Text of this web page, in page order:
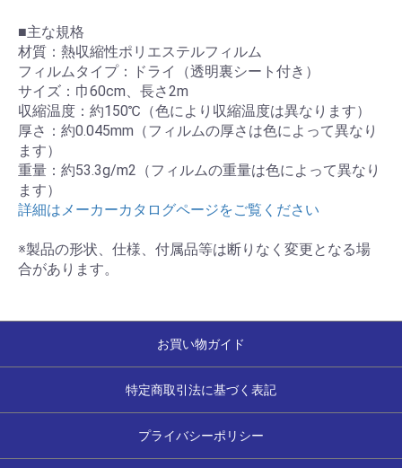
■主な規格
材質：熱収縮性ポリエステルフィルム
フィルムタイプ：ドライ（透明裏シート付き）
サイズ：巾60cm、長さ2m
収縮温度：約150℃（色により収縮温度は異なります）
厚さ：約0.045mm（フィルムの厚さは色によって異なり
ます）
重量：約53.3g/m2（フィルムの重量は色によって異なり
ます）
詳細はメーカーカタログページをご覧ください
※製品の形状、仕様、付属品等は断りなく変更となる場
合があります。
お買い物ガイド
特定商取引法に基づく表記
プライバシーポリシー